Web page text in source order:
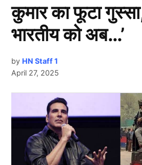
कुमार का फूटा
भारतीय को अब…’
by HN Staff 1
April 27, 2025